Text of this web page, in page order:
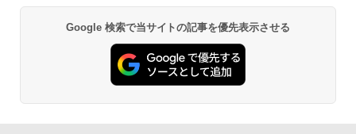
Google 検索で当サイトの記事を優先表示させる